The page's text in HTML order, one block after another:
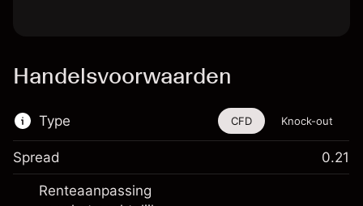
Handelsvoorwaarden
Type
De handel in CFD's en knock-outs is
beschikbaar voor dit financiële instrument.
CFD Knock-out
Spread 0.21
Renteaanpassing